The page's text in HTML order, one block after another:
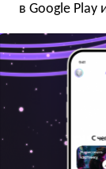
в Google Play